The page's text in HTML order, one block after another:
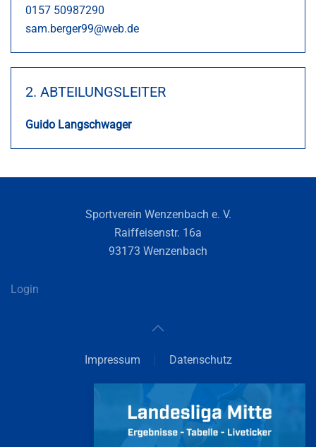
0157 50987290
sam.berger99@web.de
2. ABTEILUNGSLEITER
Guido Langschwager
Sportverein Wenzenbach e. V.
Raiffeisenstr. 16a
93173 Wenzenbach
Login
Impressum Datenschutz